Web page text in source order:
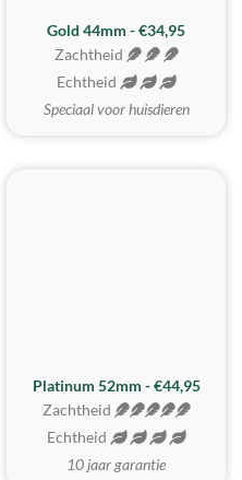
Gold 44mm - €34,95
Zachtheid
Echtheid
Speciaal voor huisdieren
ZACHTSTE
Platinum 52mm - €44,95
Zachtheid
Echtheid
10 jaar garantie